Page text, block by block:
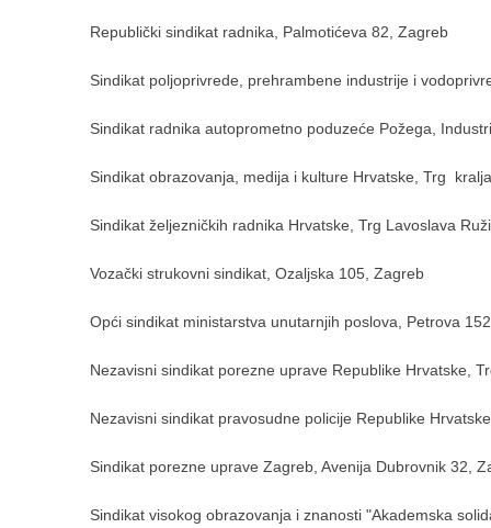
Republički sindikat radnika, Palmotićeva 82, Zagreb
Sindikat poljoprivrede, prehrambene industrije i
Sindikat radnika autoprometno poduzeće Požega,
Sindikat obrazovanja, medija i kulture Hrvatske, Trg
Sindikat željezničkih radnika Hrvatske, Trg Lavoslava
Vozački strukovni sindikat, Ozaljska 105, Zagreb
Opći sindikat ministarstva unutarnjih poslova, Petrova
Nezavisni sindikat porezne uprave Republike Hrvatske,
Nezavisni sindikat pravosudne policije Republike
Sindikat porezne uprave Zagreb, Avenija Dubrovnik 32,
Sindikat visokog obrazovanja i znanosti "Akademska